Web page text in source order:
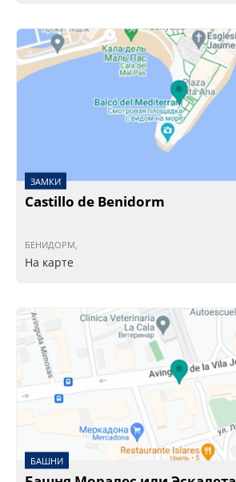
ЗАМКИ
Castillo de Benidorm
БЕНИДОРМ,
На карте
БАШНИ